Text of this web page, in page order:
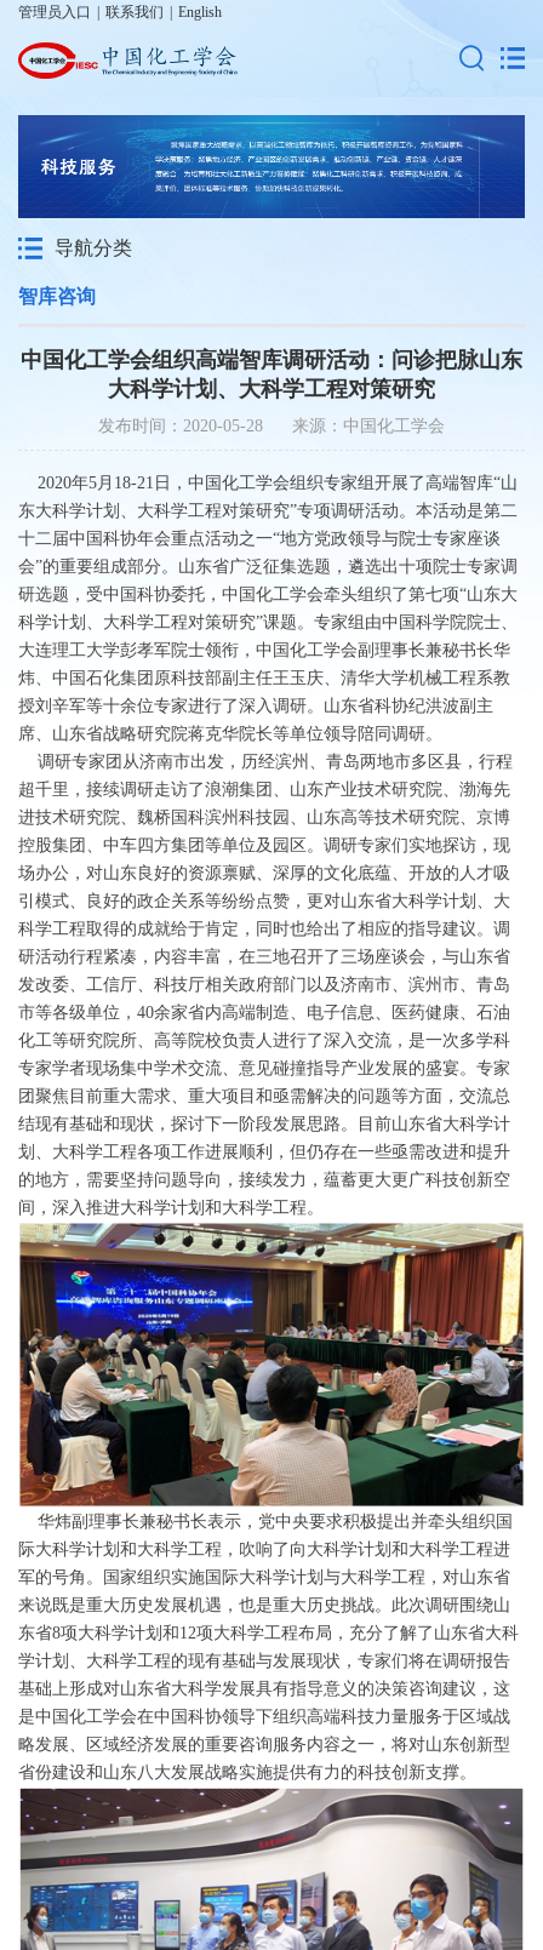
管理员入口 联系我们 English
导航分类
智库咨询
中国化工学会组织高端智库调研活动：问诊把脉山东
大科学计划、大科学工程对策研究
发布时间：2020-05-28 来源：中国化工学会
2020年5月18-21日，中国化工学会组织专家组开展了高端智库“山
东大科学计划、大科学工程对策研究”专项调研活动。本活动是第二
十二届中国科协年会重点活动之一“地方党政领导与院士专家座谈
会”的重要组成部分。山东省广泛征集选题，遴选出十项院士专家调
研选题，受中国科协委托，中国化工学会牵头组织了第七项“山东大
科学计划、大科学工程对策研究”课题。专家组由中国科学院院士、
大连理工大学彭孝军院士领衔，中国化工学会副理事长兼秘书长华
炜、中国石化集团原科技部副主任王玉庆、清华大学机械工程系教
授刘辛军等十余位专家进行了深入调研。山东省科协纪洪波副主
席、山东省战略研究院蒋克华院长等单位领导陪同调研。
调研专家团从济南市出发，历经滨州、青岛两地市多区县，行程
超千里，接续调研走访了浪潮集团、山东产业技术研究院、渤海先
进技术研究院、魏桥国科滨州科技园、山东高等技术研究院、京博
控股集团、中车四方集团等单位及园区。调研专家们实地探访，现
场办公，对山东良好的资源禀赋、深厚的文化底蕴、开放的人才吸
引模式、良好的政企关系等纷纷点赞，更对山东省大科学计划、大
科学工程取得的成就给于肯定，同时也给出了相应的指导建议。调
研活动行程紧凑，内容丰富，在三地召开了三场座谈会，与山东省
发改委、工信厅、科技厅相关政府部门以及济南市、滨州市、青岛
市等各级单位，40余家省内高端制造、电子信息、医药健康、石油
化工等研究院所、高等院校负责人进行了深入交流，是一次多学科
专家学者现场集中学术交流、意见碰撞指导产业发展的盛宴。专家
团聚焦目前重大需求、重大项目和亟需解决的问题等方面，交流总
结现有基础和现状，探讨下一阶段发展思路。目前山东省大科学计
划、大科学工程各项工作进展顺利，但仍存在一些亟需改进和提升
的地方，需要坚持问题导向，接续发力，蕴蓄更大更广科技创新空
间，深入推进大科学计划和大科学工程。
华炜副理事长兼秘书长表示，党中央要求积极提出并牵头组织国
际大科学计划和大科学工程，吹响了向大科学计划和大科学工程进
军的号角。国家组织实施国际大科学计划与大科学工程，对山东省
来说既是重大历史发展机遇，也是重大历史挑战。此次调研围绕山
东省8项大科学计划和12项大科学工程布局，充分了解了山东省大科
学计划、大科学工程的现有基础与发展现状，专家们将在调研报告
基础上形成对山东省大科学发展具有指导意义的决策咨询建议，这
是中国化工学会在中国科协领导下组织高端科技力量服务于区域战
略发展、区域经济发展的重要咨询服务内容之一，将对山东创新型
省份建设和山东八大发展战略实施提供有力的科技创新支撑。